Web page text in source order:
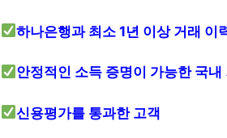
하나은행과 최소 1년 이상 거래 이
안정적인 소득 증명이 가능한 국내
신용평가를 통과한 고객